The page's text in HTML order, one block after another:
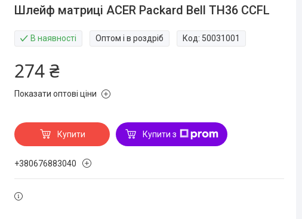
Шлейф матриці ACER Packard Bell TH36 CCFL
В наявності Оптом і в роздріб Код: 50031001
274 ₴
Показати оптові ціни
Купити Купити з
+380676883040